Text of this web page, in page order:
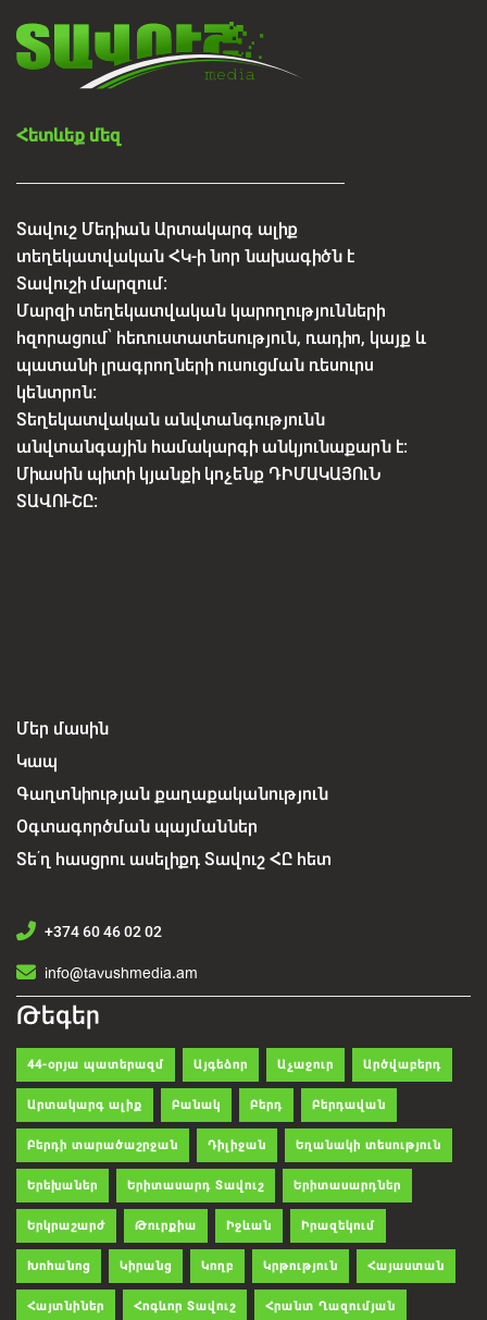
Հետևեք մեզ
Տավուշ Մեդիան Արտակարգ ալիք
տեղեկատվական ՀԿ-ի նոր նախագիծն է
Տավուշի մարզում:
Մարզի տեղեկատվական կարողությունների
հզորացում՝ հեռուստատեսություն, ռադիո, կայք և
պատանի լրագրողների ուսուցման ռեսուրս
կենտրոն:
Տեղեկատվական անվտանգությունն
անվտանգային համակարգի անկյունաքարն է:
Միասին պիտի կյանքի կոչենք ԴԻՄԱԿԱՅՈւՆ
ՏԱՎՈՒՇԸ:
Մեր մասին
Կապ
Գաղտնիության քաղաքականություն
Օգտագործման պայմաններ
Տե՛ղ հասցրու ասելիքդ Տավուշ ՀԸ հետ
+374 60 46 02 02
info@tavushmedia.am
Թեգեր
44-օրյա պատերազմ Այգեձոր Աչաջուր Արծվաբերդ
Արտակարգ ալիք Բանակ Բերդ Բերդավան
Բերդի տարածաշրջան Դիլիջան Եղանակի տեսություն
Երեխաներ Երիտասարդ Տավուշ Երիտասարդներ
Երկրաշարժ Թուրքիա Իջևան Իրազեկում
Խոհանոց Կիրանց Կողբ Կրթություն Հայաստան
Հայտնիներ Հոգևոր Տավուշ Հրանտ Ղազումյան